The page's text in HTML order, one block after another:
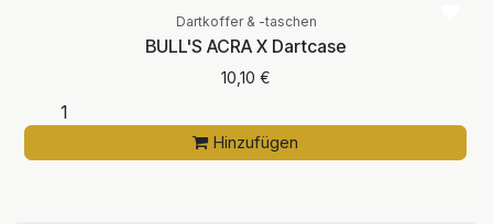
Dartkoffer & -taschen
BULL'S ACRA X Dartcase
10,10 €
Hinzufügen